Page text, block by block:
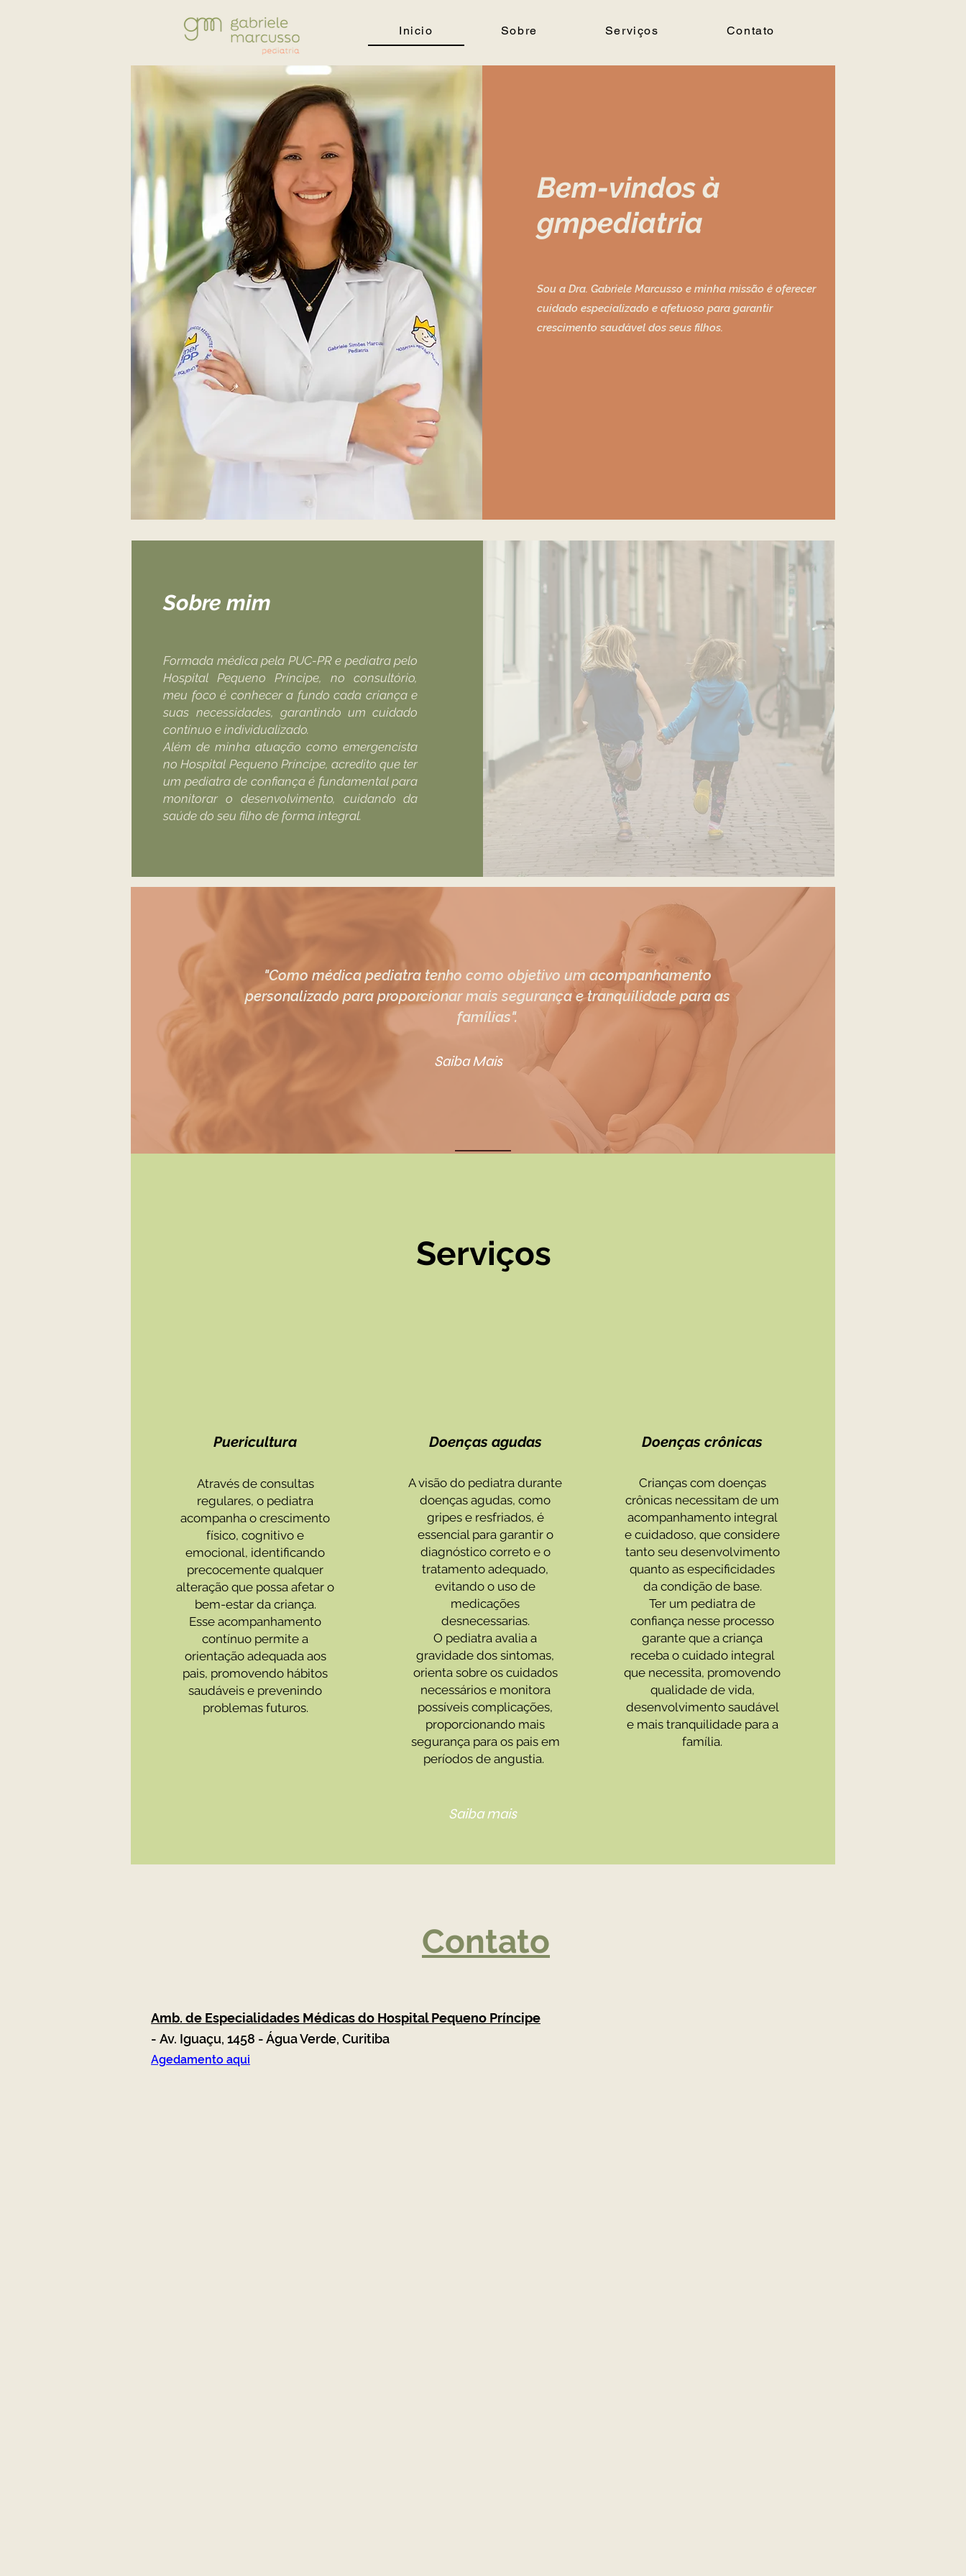
Inicio Sobre Serviços Contato
Bem-vindos à
gmpediatria
Sou a Dra. Gabriele Marcusso e minha missão é oferecer
cuidado especializado e afetuoso para garantir
crescimento saudável dos seus filhos.
Sobre mim
Formada médica pela PUC-PR e pediatra pelo
Hospital Pequeno Príncipe, no consultório,
meu foco é conhecer a fundo cada criança e
suas necessidades, garantindo um cuidado
contínuo e individualizado.
Além de minha atuação como emergencista
no Hospital Pequeno Príncipe, acredito que ter
um pediatra de confiança é fundamental para
monitorar o desenvolvimento, cuidando da
saúde do seu filho de forma integral.
"Como médica pediatra tenho como objetivo um acompanhamento
personalizado para proporcionar mais segurança e tranquilidade para as
famílias".
Saiba Mais
Serviços
Puericultura
Através de consultas
regulares, o pediatra
acompanha o crescimento
físico, cognitivo e
emocional, identificando
precocemente qualquer
alteração que possa afetar o
bem-estar da criança.
Esse acompanhamento
contínuo permite a
orientação adequada aos
pais, promovendo hábitos
saudáveis e prevenindo
problemas futuros.
Doenças agudas
A visão do pediatra durante
doenças agudas, como
gripes e resfriados, é
essencial para garantir o
diagnóstico correto e o
tratamento adequado,
evitando o uso de
medicações
desnecessarias.
O pediatra avalia a
gravidade dos sintomas,
orienta sobre os cuidados
necessários e monitora
possíveis complicações,
proporcionando mais
segurança para os pais em
períodos de angustia.
Doenças crônicas
Crianças com doenças
crônicas necessitam de um
acompanhamento integral
e cuidadoso, que considere
tanto seu desenvolvimento
quanto as especificidades
da condição de base.
Ter um pediatra de
confiança nesse processo
garante que a criança
receba o cuidado integral
que necessita, promovendo
qualidade de vida,
desenvolvimento saudável
e mais tranquilidade para a
família.
Saiba mais
Contato
Amb. de Especialidades Médicas do Hospital Pequeno Príncipe
- Av. Iguaçu, 1458 - Água Verde, Curitiba
Agedamento aqui